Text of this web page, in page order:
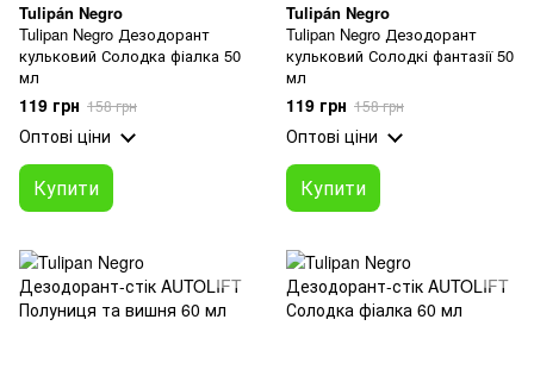
Tulipán Negro
Tulipan Negro Дезодорант
кульковий Солодка фіалка 50
мл
119 грн 158 грн
Оптові ціни
Купити
Tulipán Negro
Tulipan Negro Дезодорант
кульковий Солодкі фантазії 50
мл
119 грн 158 грн
Оптові ціни
Купити